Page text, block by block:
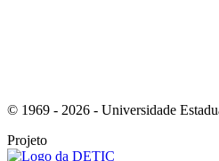
© 1969 - 2026 - Universidade
Projeto